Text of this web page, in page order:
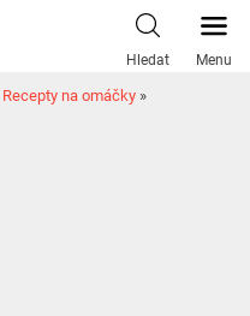
Hledat Menu
Recepty na omáčky »